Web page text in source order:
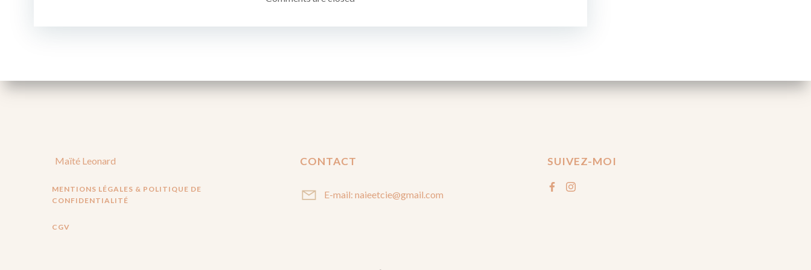
l’article
Maïté Leonard
MENTIONS LÉGALES & POLITIQUE DE
CONFIDENTIALITÉ
CGV
CONTACT
E-mail: naieetcie@gmail.com
SUIVEZ-MOI